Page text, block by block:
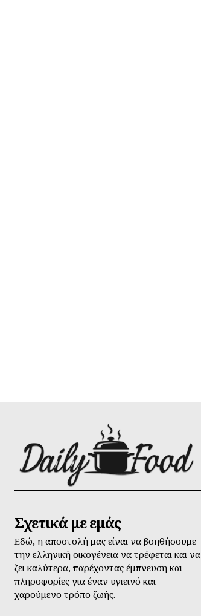
Σχετικά με εμάς
Εδώ, η αποστολή μας είναι να βοηθήσουμε
την ελληνική οικογένεια να τρέφεται και να
ζει καλύτερα, παρέχοντας έμπνευση και
πληροφορίες για έναν υγιεινό και
χαρούμενο τρόπο ζωής.